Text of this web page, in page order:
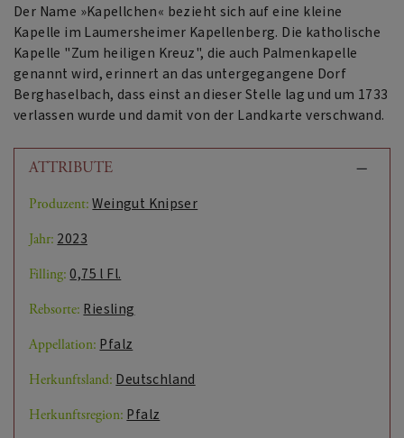
Der Name »Kapellchen« bezieht sich auf eine kleine
Kapelle im Laumersheimer Kapellenberg. Die katholische
Kapelle "Zum heiligen Kreuz", die auch Palmenkapelle
genannt wird, erinnert an das untergegangene Dorf
Berghaselbach, dass einst an dieser Stelle lag und um 1733
verlassen wurde und damit von der Landkarte verschwand.
ATTRIBUTE
Produzent: Weingut Knipser
Jahr: 2023
Filling: 0,75 l Fl.
Rebsorte: Riesling
Appellation: Pfalz
Herkunftsland: Deutschland
Herkunftsregion: Pfalz